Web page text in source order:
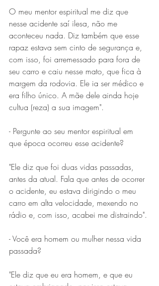
O meu mentor espiritual me diz que
nesse acidente saí ilesa, não me
aconteceu nada. Diz também que esse
rapaz estava sem cinto de segurança e,
com isso, foi arremessado para fora de
seu carro e caiu nesse mato, que fica à
margem da rodovia. Ele ia ser médico e
era filho único. A mãe dele ainda hoje
cultua (reza) a sua imagem".
- Pergunte ao seu mentor espiritual em
que época ocorreu esse acidente?
"Ele diz que foi duas vidas passadas,
antes da atual. Fala que antes de ocorrer
o acidente, eu estava dirigindo o meu
carro em alta velocidade, mexendo no
rádio e, com isso, acabei me distraindo".
- Você era homem ou mulher nessa vida
passada?
"Ele diz que eu era homem, e que eu